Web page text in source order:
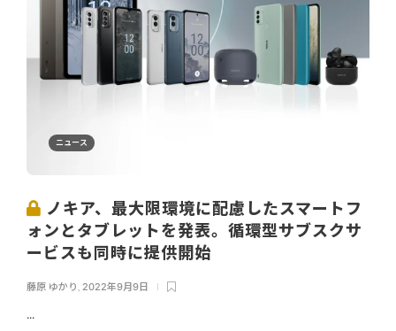
ニュース
ノキア、最大限環境に配慮したスマートフ
ォンとタブレットを発表。循環型サブスクサ
ービスも同時に提供開始
藤原 ゆかり , 2022年9月9日
...